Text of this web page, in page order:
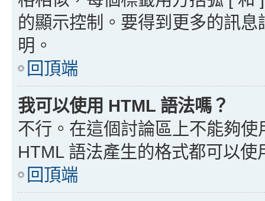
的顯示控制。要得到更多的訊
明。
回頂端
我可以使用 HTML 語法嗎？
不行。在這個討論區上不能夠
HTML 語法產生的格式都可以
回頂端